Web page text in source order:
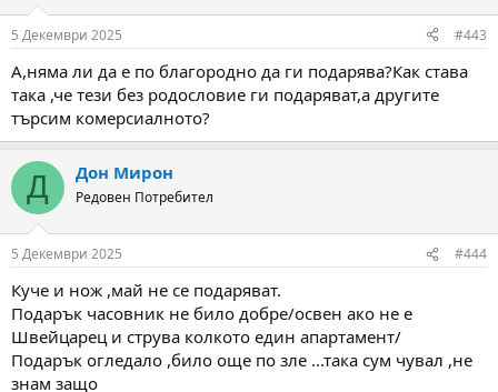
s
5 Декември 2025 #443
А,няма ли да е по благородно да ги подарява?Как става
така ,че тези без родословие ги подаряват,а другите
търсим комерсиалното?
Д Дон Мирон
Редовен Потребител
5 Декември 2025 #444
Куче и нож ,май не се подаряват.
Подарък часовник не било добре/освен ако не е
Швейцарец и струва колкото един апартамент/
Подарък огледало ,било още по зле ...така сум чувал ,не
знам защо